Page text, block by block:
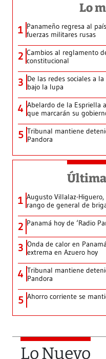
Lo
1 Panameño regresa al
fuerzas militares rusas
2 Cambios al reglamento
constitucional
3 De las redes sociales a
bajo la lupa
4 Abelardo de la Espriella
que marcarán su
5 Tribunal mantiene
Pandora
1 Augusto Villalaz-
rango de general de
2 Panamá hoy de ‘Radio
3 Onda de calor en
extrema en Azuero hoy
4 Tribunal mantiene
Pandora
5 Ahorro corriente se
Lo Nuevo